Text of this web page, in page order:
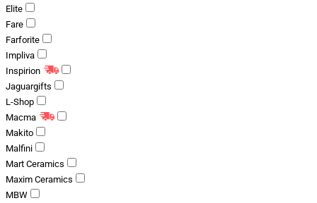
Elite
Fare
Farforite
Impliva
Inspirion
Jaguargifts
L-Shop
Macma
Makito
Malfini
Mart Ceramics
Maxim Ceramics
MBW